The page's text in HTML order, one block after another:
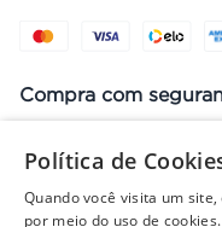
Compra com
Preços, promoções,
Política de
Quando você visita um
por meio do uso de